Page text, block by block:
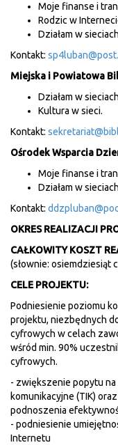
Moje finanse i
Rodzic w
Działam w
Kontakt:
Miejska i Powiatowa
Działam w
Kultura w sieci.
Kontakt:
Ośrodek Wsparcia
Moje finanse i
Działam w
Kontakt:
OKRES REALIZACJI
CAŁKOWITY KOSZT
(słownie: osiemdziesiąt
CELE PROJEKTU:
Podniesienie poziomu
projektu, niezbędnych
cyfrowych w celach
wśród min. 90%
cyfrowych.
- zwiększenie popytu
komunikacyjne (TIK)
podnoszenia
- podniesienie
Internetu